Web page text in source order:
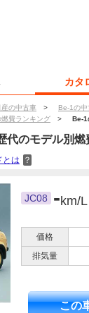
カタ
産の中古車 > Be-1の中
燃費ランキング > Be-1
のモデル別燃
とは ？
JC08 -km/L
価格
排気量
この